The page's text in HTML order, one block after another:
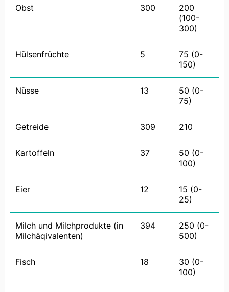
Obst 300
200
(100-
300)
Hülsenfrüchte 5
75 (0-
150)
Nüsse 13
50 (0-
75)
Getreide 309 210
Kartoffeln 37
50 (0-
100)
Eier 12
15 (0-
25)
Milch und Milchprodukte (in
Milchäqivalenten)
394
250 (0-
500)
Fisch 18
30 (0-
100)